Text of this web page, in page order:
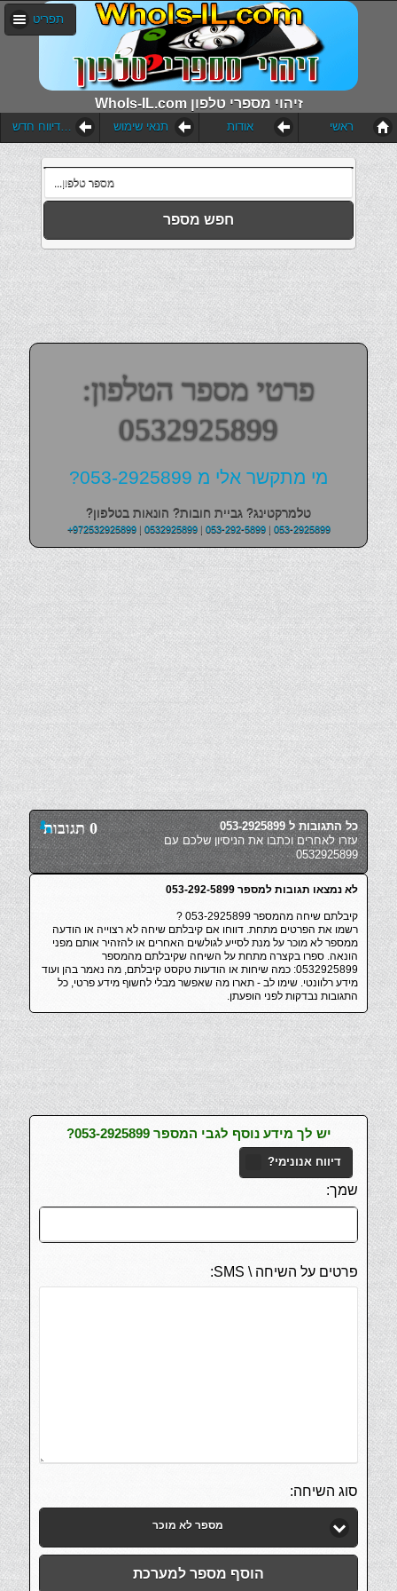
WhoIs-IL.com זיהוי מספרי טלפון
תפריט
הוסף דיווח חדש תנאי שימוש אודות ראשי
חפש מספר
פרטי מספר הטלפון:
0532925899
מי מתקשר אלי מ 053-2925899?
טלמרקטינג? גביית חובות? הונאות בטלפון?
+972532925899| 0532925899| 053-292-5899| 053-2925899
0 תגובות
כל התגובות ל 053-2925899
עזרו לאחרים וכתבו את הניסיון שלכם עם
0532925899
לא נמצאו תגובות למספר 053-292-5899
קיבלתם שיחה מהמספר 053-2925899 ?
רשמו את הפרטים מתחת. דווחו אם קיבלתם שיחה לא רצוייה או הודעה
ממספר לא מוכר על מנת לסייע לגולשים האחרים או להזהיר אותם מפני
הונאה. ספרו בקצרה מתחת על השיחה שקיבלתם מהמספר
0532925899: כמה שיחות או הודעות טקסט קיבלתם, מה נאמר בהן ועוד
מידע רלוונטי. שימו לב - תארו מה שאפשר מבלי לחשוף מידע פרטי, כל
התגובות נבדקות לפני הופעתן.
יש לך מידע נוסף לגבי המספר 053-2925899?
דיווח אנונימי?
שמך:
פרטים על השיחה \ SMS:
סוג השיחה:
מספר לא מוכר
הוסף מספר למערכת